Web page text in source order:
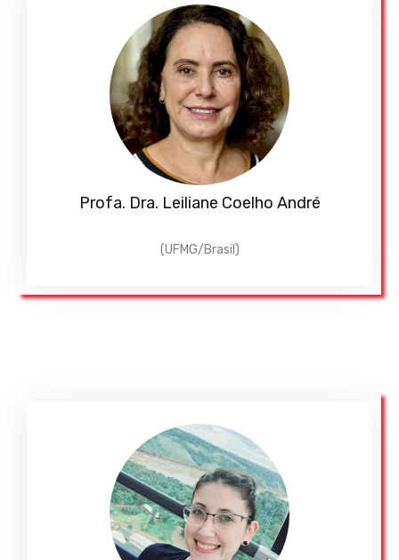
Profa. Dra. Leiliane Coelho André
(UFMG/Brasil)